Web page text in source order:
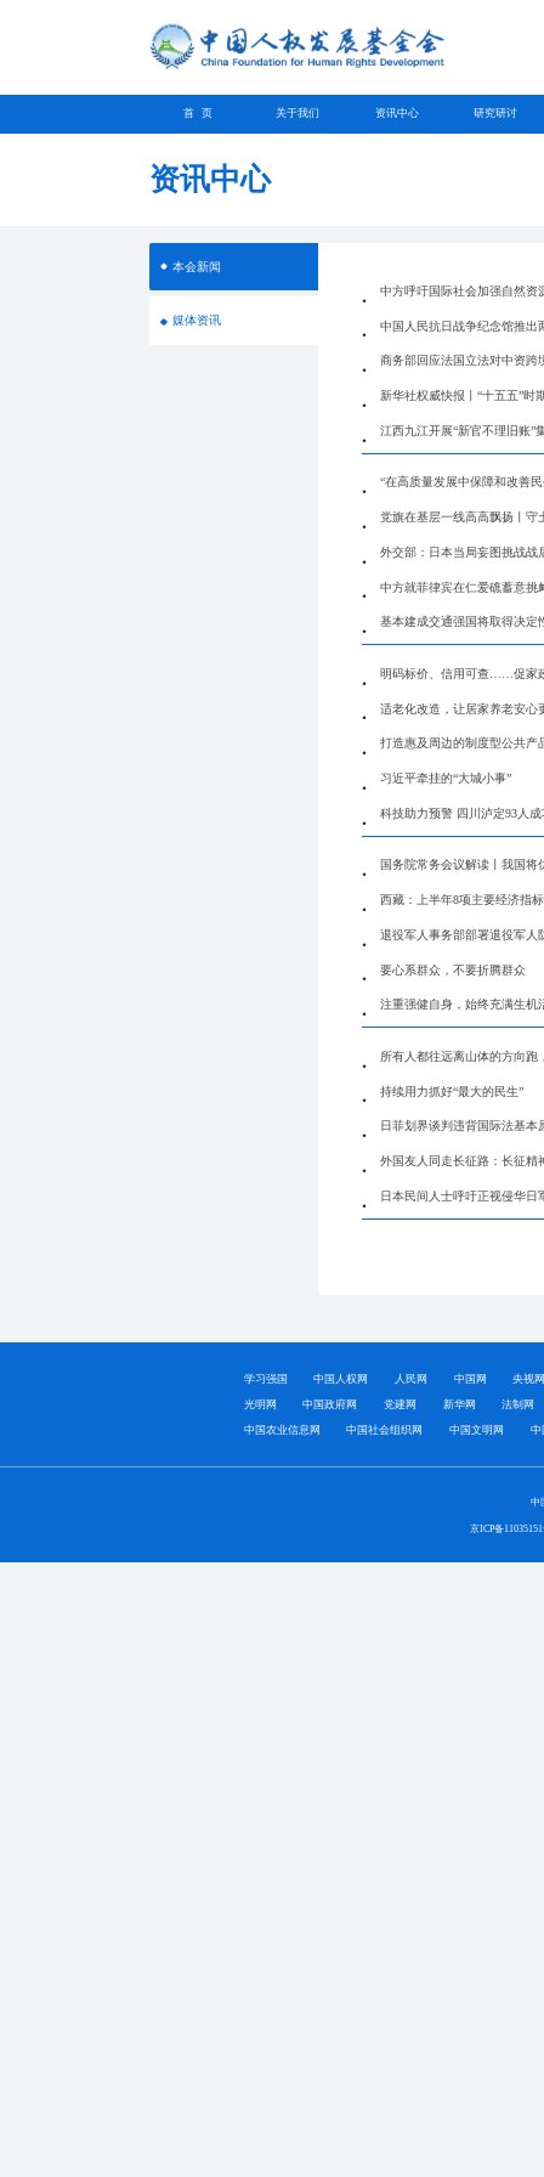
首 页 关于我们 资讯中心 研究研讨
资讯中心
本会新闻
媒体资讯
中方呼吁国际社会加强自然资
中国人民抗日战争纪念馆推出
商务部回应法国立法对中资跨
新华社权威快报丨“十五五”时
江西九江开展“新官不理旧账
“在高质量发展中保障和改善
党旗在基层一线高高飘扬丨
外交部：日本当局妄图挑战战
中方就菲律宾在仁爱礁蓄意挑
基本建成交通强国将取得决
明码标价、信用可查……促家
适老化改造，让居家养老安心
打造惠及周边的制度型公共产
习近平牵挂的“大城小事”
科技助力预警 四川泸定93人
国务院常务会议解读丨我国将
西藏：上半年8项主要经济指
退役军人事务部部署退役军人
要心系群众，不要折腾群众
注重强健自身，始终充满生机
所有人都往远离山体的方向跑
持续用力抓好“最大的民生”
日菲划界谈判违背国际法基本
外国友人同走长征路：长征精
日本民间人士呼吁正视侵华日
学习强国 中国人权网 人民网 中国网 央视
光明网 中国政府网 党建网 新华网 法制网
中国农业信息网 中国社会组织网 中国文明网 中
中
京ICP备